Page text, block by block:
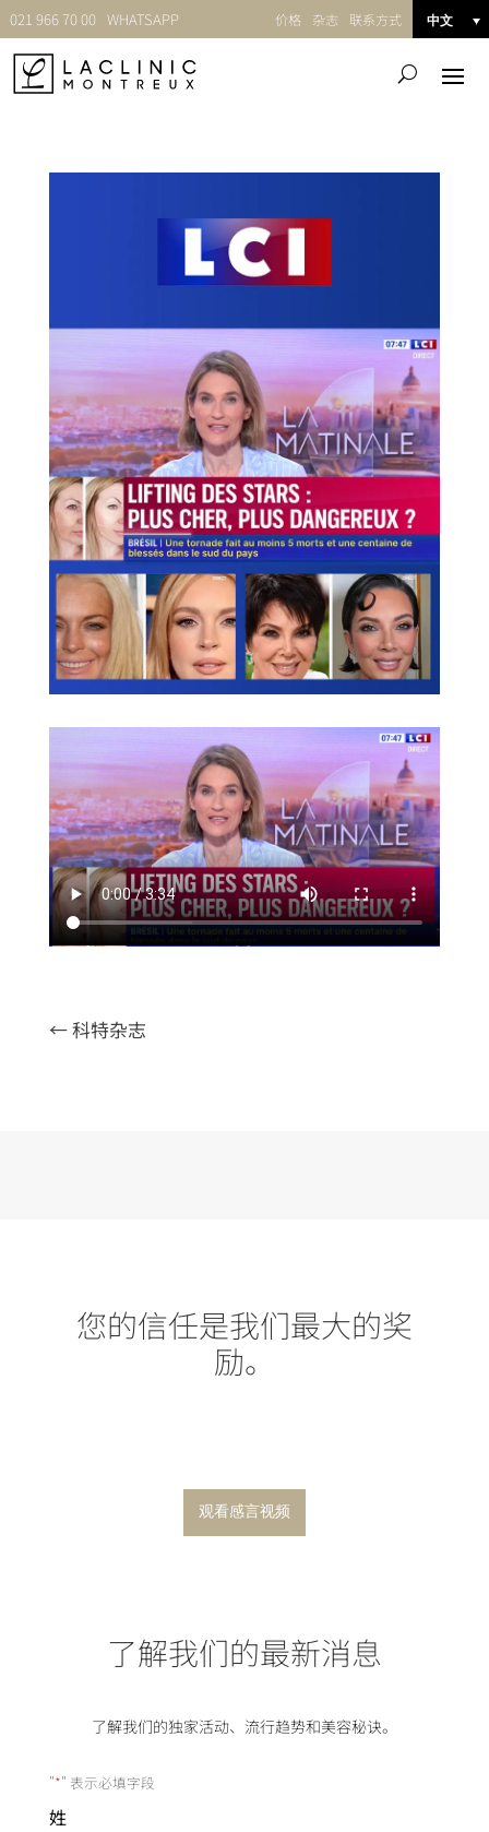
021 966 70 00 WHATSAPP 价格 杂志 联系方式 中文
←科特杂志
您的信任是我们最大的奖
励。
观看感言视频
了解我们的最新消息
了解我们的独家活动、流行趋势和美容秘诀。
"*" 表示必填字段
姓